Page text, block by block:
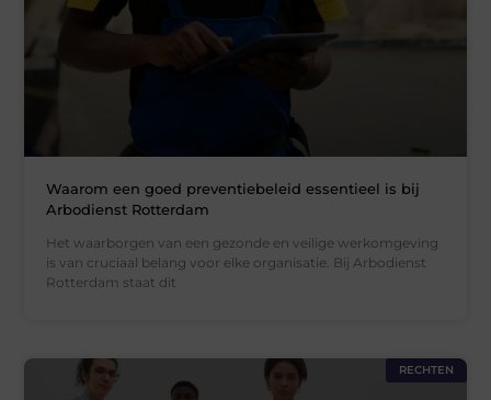
Waarom een goed preventiebeleid essentieel is bij
Arbodienst Rotterdam
Het waarborgen van een gezonde en veilige werkomgeving
is van cruciaal belang voor elke organisatie. Bij Arbodienst
Rotterdam staat dit
RECHTEN